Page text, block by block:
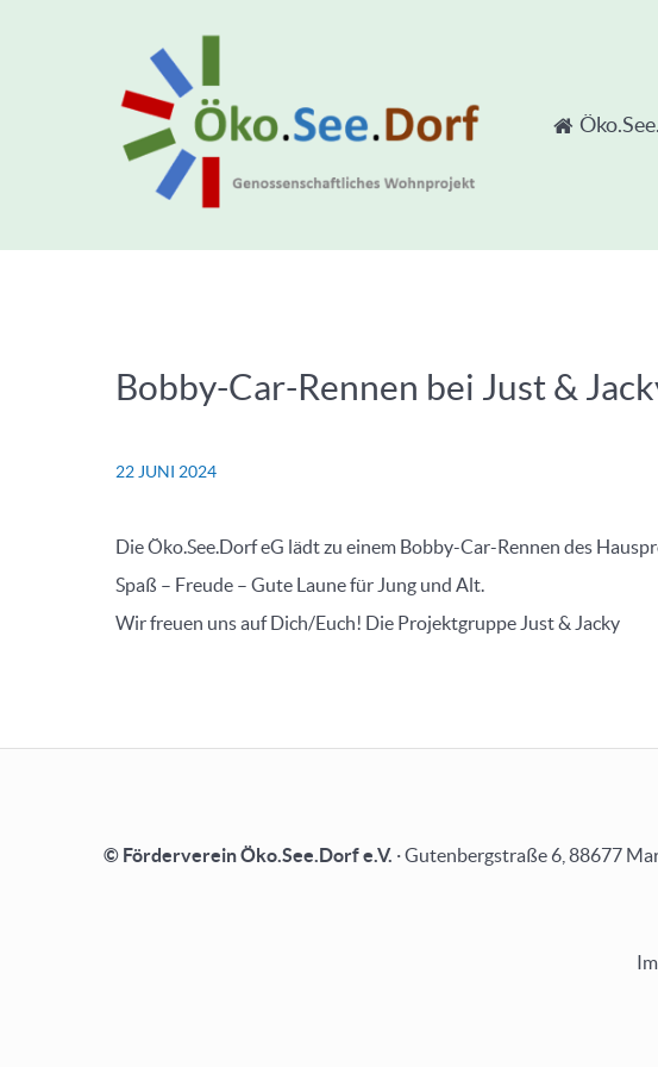
Bobby-Car-Rennen bei Just &
22 JUNI 2024
Die Öko.See.Dorf eG lädt zu einem Bobby-Car-Rennen des
Spaß – Freude – Gute Laune für Jung und Alt.
Wir freuen uns auf Dich/Euch! Die Projektgruppe Just & Jacky
© Förderverein Öko.See.Dorf e.V. · Gutenbergstraße 6, 88677